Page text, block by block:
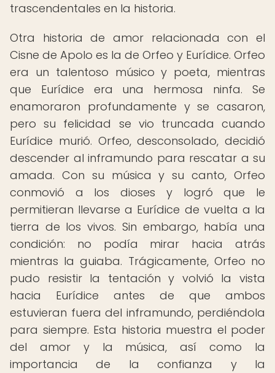
trascendentales en la historia.
Otra historia de amor relacionada con el
Cisne de Apolo es la de Orfeo y Eurídice. Orfeo
era un talentoso músico y poeta, mientras
que Eurídice era una hermosa ninfa. Se
enamoraron profundamente y se casaron,
pero su felicidad se vio truncada cuando
Eurídice murió. Orfeo, desconsolado, decidió
descender al inframundo para rescatar a su
amada. Con su música y su canto, Orfeo
conmovió a los dioses y logró que le
permitieran llevarse a Eurídice de vuelta a la
tierra de los vivos. Sin embargo, había una
condición: no podía mirar hacia atrás
mientras la guiaba. Trágicamente, Orfeo no
pudo resistir la tentación y volvió la vista
hacia Eurídice antes de que ambos
estuvieran fuera del inframundo, perdiéndola
para siempre. Esta historia muestra el poder
del amor y la música, así como la
importancia de la confianza y la